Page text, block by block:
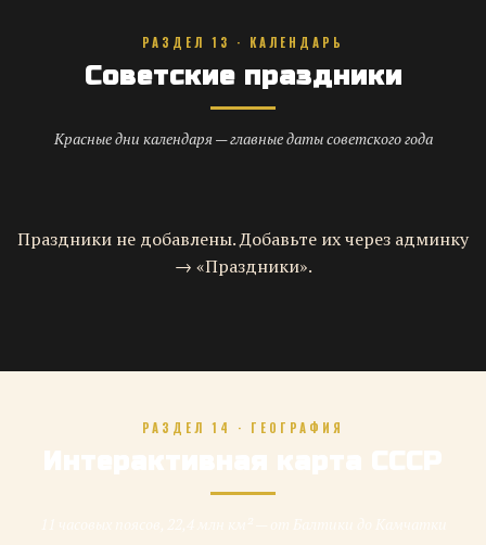
РАЗДЕЛ 13 · КАЛЕНДАРЬ
Советские праздники
Красные дни календаря — главные даты советского года
Праздники не добавлены. Добавьте их через админку
→ «Праздники».
РАЗДЕЛ 14 · ГЕОГРАФИЯ
Интерактивная карта СССР